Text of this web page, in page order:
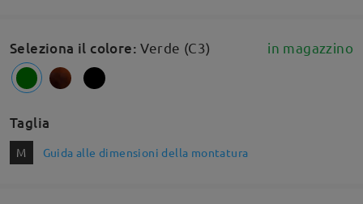
Seleziona il colore:Verde (C3) in magazzino
Taglia
M Guida alle dimensioni della montatura